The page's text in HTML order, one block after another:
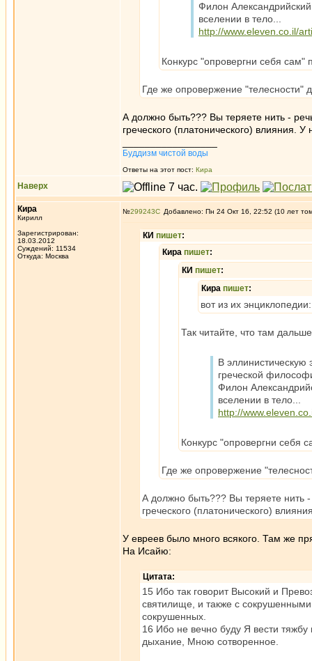
Филон
вселении в тело...
http://www.eleven.co.il/
Конкурс "опровергни себя сам"
Где же опровержение "телесности"
А должно быть??? Вы теряете нить -
греческого (платонического) влияния.
Буддизм чистой воды
Ответы на этот пост: Кира
Наверх
Кира
Кирилл
Зарегистрирован:
18.03.2012
Суждений: 11534
Откуда: Москва
№299243 Добавлено: Пн 24 Окт 16, 22:52 (10 лет
КИ пишет:
Кира пишет:
КИ пишет:
Кира пишет:
вот из их энциклопедии:
Так читайте, что там
В эллинистическую
греческой
Филон
вселении в тело...
http://
Конкурс "опровергни себя
Где же опровержение
А должно быть??? Вы теряете нить
греческого (платонического)
У евреев было много всякого. Там же
На Исайю:
Цитата:
15 Ибо так говорит Высокий и
святилище, и также с
сокрушенных.
16 Ибо не вечно буду Я вести
дыхание, Мною сотворенное.